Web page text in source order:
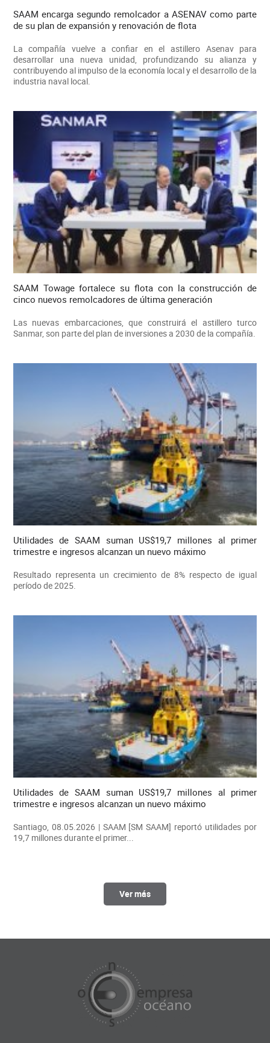
SAAM encarga segundo remolcador a ASENAV como parte
de su plan de expansión y renovación de flota
La compañía vuelve a confiar en el astillero Asenav para
desarrollar una nueva unidad, profundizando su alianza y
contribuyendo al impulso de la economía local y el desarrollo de la
industria naval local.
SAAM Towage fortalece su flota con la construcción de
cinco nuevos remolcadores de última generación
Las nuevas embarcaciones, que construirá el astillero turco
Sanmar, son parte del plan de inversiones a 2030 de la compañía.
Utilidades de SAAM suman US$19,7 millones al primer
trimestre e ingresos alcanzan un nuevo máximo
Resultado representa un crecimiento de 8% respecto de igual
período de 2025.
Utilidades de SAAM suman US$19,7 millones al primer
trimestre e ingresos alcanzan un nuevo máximo
Santiago, 08.05.2026 | SAAM [SM SAAM] reportó utilidades por
19,7 millones durante el primer...
Ver más